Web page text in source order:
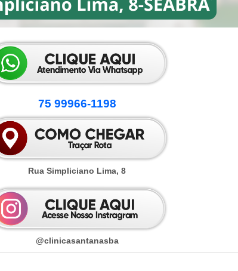
75 99966-1198
Rua Simpliciano Lima, 8
@clinicasantanasba